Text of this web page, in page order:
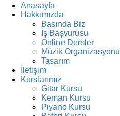
Anasayfa
Hakkımızda
Basında Biz
İş Başvurusu
Online Dersler
Müzik Organizasyonu
Tasarım
İletişim
Kurslarımız
Gitar Kursu
Keman Kursu
Piyano Kursu